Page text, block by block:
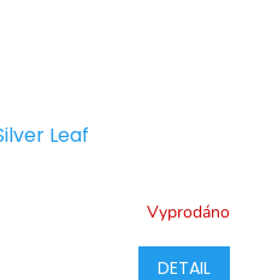
Leaf
Vyprodáno
DETAIL